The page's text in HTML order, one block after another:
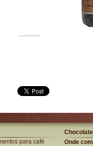
para café
Chocolate
Onde